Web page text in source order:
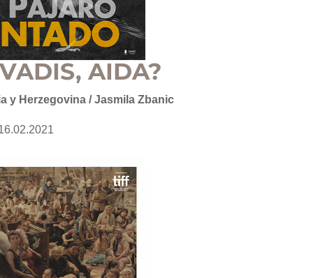
AIDA?
y Herzegovina / Jasmila Zbanic